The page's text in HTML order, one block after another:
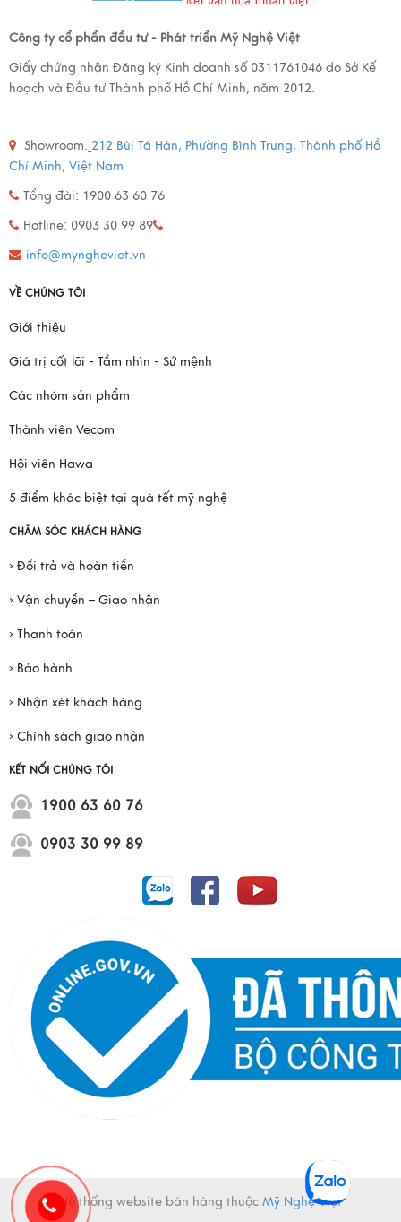
Công ty cổ phẩn đầu tư - Phát triển Mỹ Nghệ Việt
Giấy chứng nhận Đăng ký Kinh doanh số 0311761046 do Sở Kế
hoạch và Đầu tư Thành phố Hồ Chí Minh, năm 2012.
Showroom: 212 Bùi Tá Hán, Phường Bình Trưng, Thành phố Hồ
Chí Minh, Việt Nam
Tổng đài: 1900 63 60 76
Hotline: 0903 30 99 89
info@myngheviet.vn
VỀ CHÚNG TÔI
Giới thiệu
Giá trị cốt lõi - Tầm nhìn - Sứ mệnh
Các nhóm sản phẩm
Thành viên Vecom
Hội viên Hawa
5 điểm khác biệt tại quà tết mỹ nghệ
CHĂM SÓC KHÁCH HÀNG
› Đổi trả và hoàn tiền
› Vận chuyển – Giao nhận
› Thanh toán
› Bảo hành
› Nhận xét khách hàng
› Chính sách giao nhận
KẾT NỐI CHÚNG TÔI
1900 63 60 76
0903 30 99 89
Hệ thống website bán hàng thuộc Mỹ Nghệ Việt